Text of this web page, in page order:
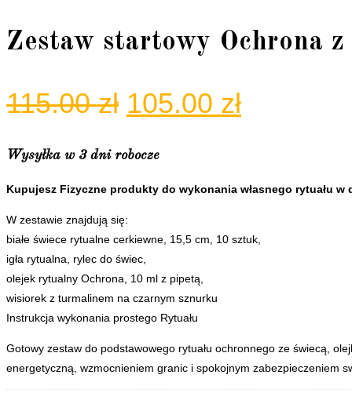
Zestaw startowy Ochrona
115.00zł Pierwotna
wynosiła:
115.00 zł.
105.00 złAktualna
105.00
Wysyłka w 3 dni robocze
Kupujesz Fizyczne produkty do wykonania własnego rytuału w
W zestawie znajdują się:
białe świece rytualne cerkiewne, 15,5 cm, 10 sztuk,
igła rytualna, rylec do świec,
olejek rytualny Ochrona, 10 ml z pipetą,
wisiorek z turmalinem na czarnym sznurku
Instrukcja wykonania prostego Rytuału
Gotowy zestaw do podstawowego rytuału ochronnego ze świecą,
energetyczną, wzmocnieniem granic i spokojnym zabezpieczeniem